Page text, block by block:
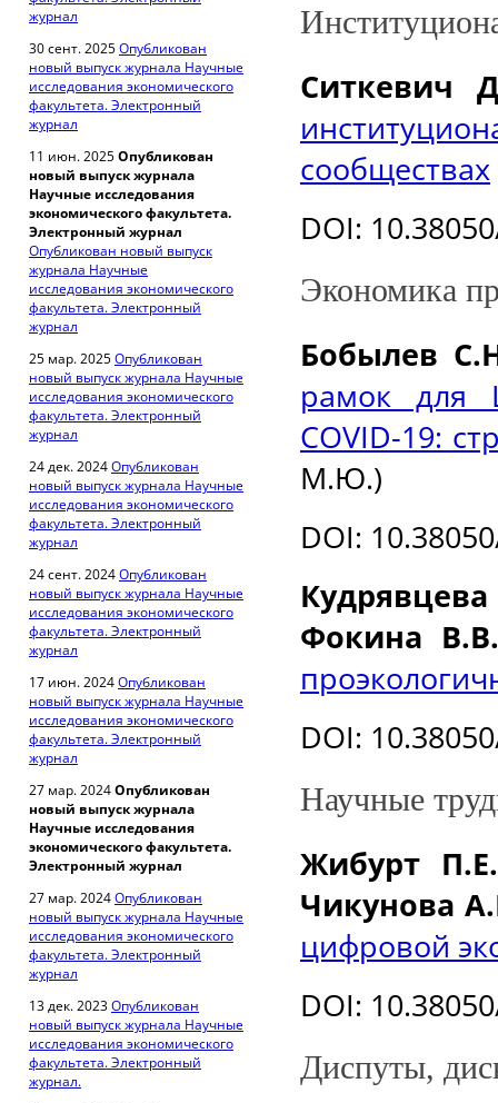
журнал
30 сент. 2025Опубликован
новый выпуск журнала Научные
исследования экономического
факультета. Электронный
журнал
11 июн. 2025Опубликован
новый выпуск журнала
Научные исследования
экономического факультета.
Электронный журнал
Опубликован новый выпуск
журнала Научные
исследования экономического
факультета. Электронный
журнал
25 мар. 2025Опубликован
новый выпуск журнала Научные
исследования экономического
факультета. Электронный
журнал
24 дек. 2024Опубликован
новый выпуск журнала Научные
исследования экономического
факультета. Электронный
журнал
24 сент. 2024Опубликован
новый выпуск журнала Научные
исследования экономического
факультета. Электронный
журнал
17 июн. 2024Опубликован
новый выпуск журнала Научные
исследования экономического
факультета. Электронный
журнал
27 мар. 2024Опубликован
новый выпуск журнала
Научные исследования
экономического факультета.
Электронный журнал
27 мар. 2024Опубликован
новый выпуск журнала Научные
исследования экономического
факультета. Электронный
журнал
13 дек. 2023Опубликован
новый выпуск журнала Научные
исследования экономического
факультета. Электронный
журнал.
Ситкевич
сообществах
DOI:
Экономика
Бобылев
рамок для
COVID-19:
М.Ю.)
DOI:
Фокина
DOI:
Научные
Жибурт
Чикунова
цифровой
DOI:
Диспуты,